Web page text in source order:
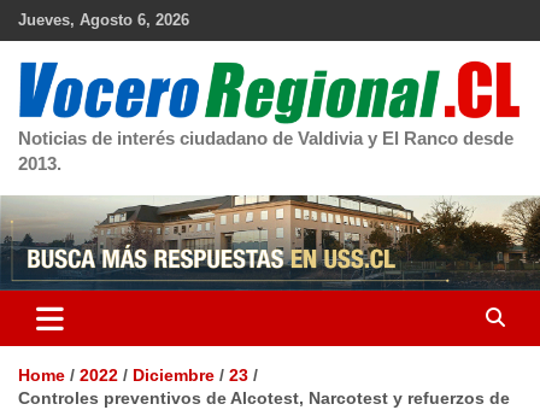
Skip
Jueves, Agosto 6, 2026
Noticias de interés ciudadano de Valdivia y El Ranco desde
2013.
Home 2022 Diciembre
23
Controles preventivos de Alcotest, Narcotest y refuerzos de